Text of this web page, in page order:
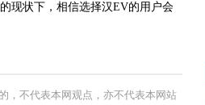
现状下，相信选择汉EV的用户会
，不代表本网观点，亦不代表本网站